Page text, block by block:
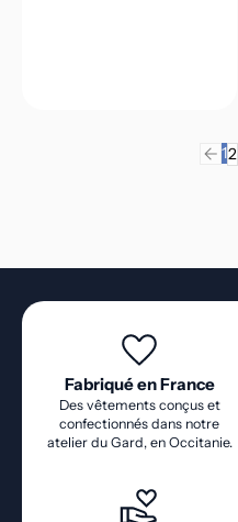
12
Fabriqué en France
Des vêtements conçus et
confectionnés dans notre
atelier du Gard, en Occitanie.